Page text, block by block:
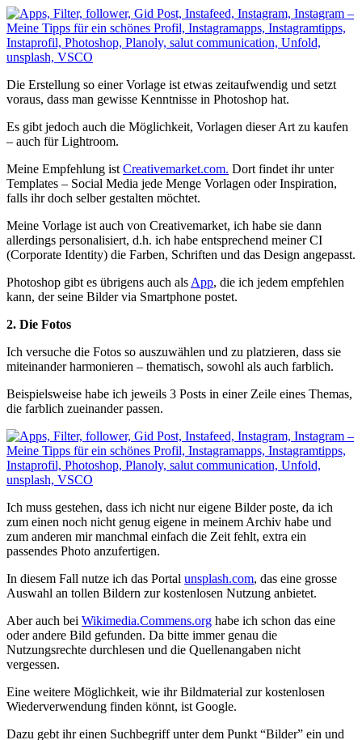
Die Erstellung so einer Vorlage ist etwas zeitaufwendig und setzt
voraus, dass man gewisse Kenntnisse in Photoshop hat.
Es gibt jedoch auch die Möglichkeit, Vorlagen dieser Art zu kaufen
– auch für Lightroom.
Meine Empfehlung ist Creativemarket.com. Dort findet ihr unter
Templates – Social Media jede Menge Vorlagen oder Inspiration,
falls ihr doch selber gestalten möchtet.
Meine Vorlage ist auch von Creativemarket, ich habe sie dann
allerdings personalisiert, d.h. ich habe entsprechend meiner CI
(Corporate Identity) die Farben, Schriften und das Design angepasst.
Photoshop gibt es übrigens auch als App, die ich jedem empfehlen
kann, der seine Bilder via Smartphone postet.
2. Die Fotos
Ich versuche die Fotos so auszuwählen und zu platzieren, dass sie
miteinander harmonieren – thematisch, sowohl als auch farblich.
Beispielsweise habe ich jeweils 3 Posts in einer Zeile eines Themas,
die farblich zueinander passen.
Ich muss gestehen, dass ich nicht nur eigene Bilder poste, da ich
zum einen noch nicht genug eigene in meinem Archiv habe und
zum anderen mir manchmal einfach die Zeit fehlt, extra ein
passendes Photo anzufertigen.
In diesem Fall nutze ich das Portal unsplash.com, das eine grosse
Auswahl an tollen Bildern zur kostenlosen Nutzung anbietet.
Aber auch bei Wikimedia.Commens.org habe ich schon das eine
oder andere Bild gefunden. Da bitte immer genau die
Nutzungsrechte durchlesen und die Quellenangaben nicht
vergessen.
Eine weitere Möglichkeit, wie ihr Bildmaterial zur kostenlosen
Wiederverwendung finden könnt, ist Google.
Dazu gebt ihr einen Suchbegriff unter dem Punkt “Bilder” ein und